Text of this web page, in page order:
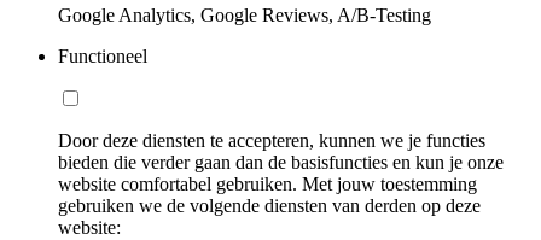
Google Analytics, Google Reviews, A/B-Testing
Functioneel
Door deze diensten te accepteren, kunnen we je functies
bieden die verder gaan dan de basisfuncties en kun je onze
website comfortabel gebruiken. Met jouw toestemming
gebruiken we de volgende diensten van derden op deze
website: